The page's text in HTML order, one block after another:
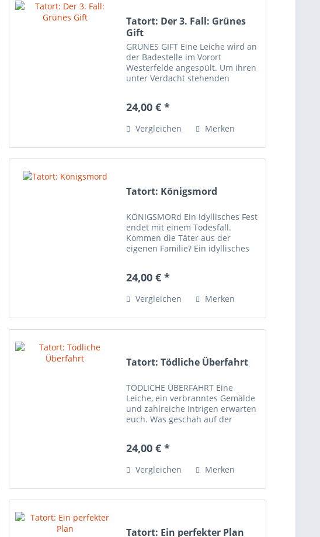
Tatort: Der 3. Fall: Grünes
Gift
GRÜNES GIFT Eine Leiche wird an
der Badestelle im Vorort
Westerfelde angespült. Um ihren
unter Verdacht stehenden
Verdächtigen euch damit, den
die...
24,00 € *
Vergleichen Merken
Tatort: Königsmord
KÖNIGSMORd Ein idyllisches Fest
endet mit einem Todesfall.
Kommen die Täter aus der
eigenen Familie? Ein idyllisches
Todesfall. Kommen die Täter aus
24,00 € *
Vergleichen Merken
Tatort: Tödliche Überfahrt
TÖDLICHE ÜBERFAHRT Eine
Leiche, ein verbranntes Gemälde
und zahlreiche Intrigen erwarten
euch. Was geschah auf der
Kommissar Hahnke braucht
Begebt euch im Team...
24,00 € *
Vergleichen Merken
Tatort: Ein perfekter Plan